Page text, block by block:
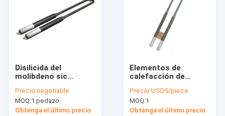
Sobre nosotros
Viaje de la fábrica
Noticias
Disilicida del
molibdeno sic
elementos de
calefacción de los
elementos ZG1700
Precio:negotiable
MOQ:1 pedazo
Obtenga el último precio
Elementos de
calefacción de
molibdeno de alta
tracción de 1800
grados para hornos
Precio:USD5/piece
MOQ:1
Obtenga el último precio